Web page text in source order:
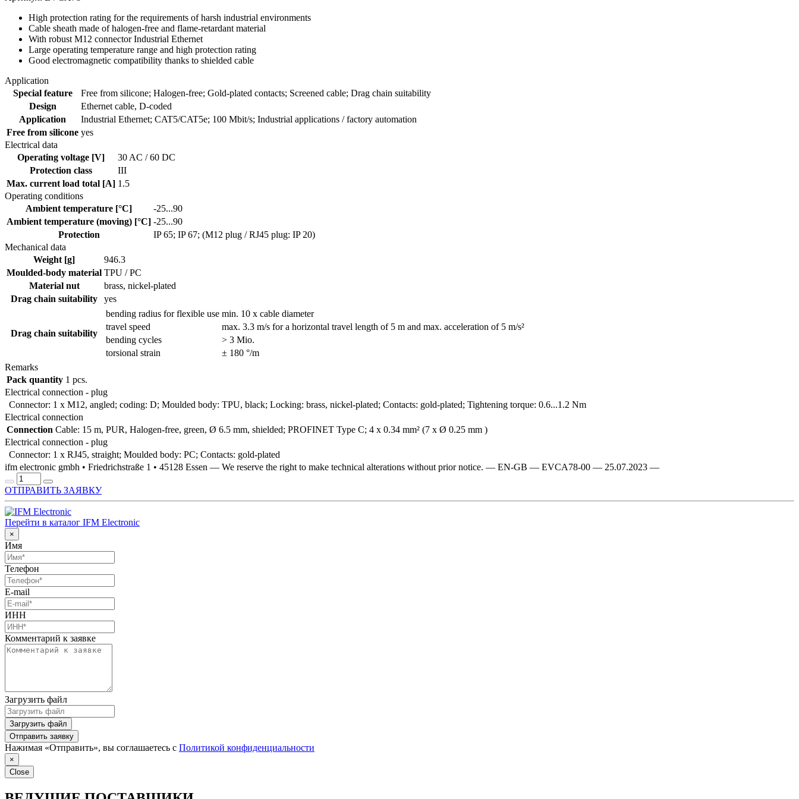
High protection rating for the requirements of harsh industrial environments
Cable sheath made of halogen-free and flame-retardant material
With robust M12 connector Industrial Ethernet
Large operating temperature range and high protection rating
Good electromagnetic compatibility thanks to shielded cable
Application
Special feature
Free from silicone; Halogen-free; Gold-plated contacts; Screened cable; Drag chain suitability
Design
Ethernet cable, D-coded
Application
Industrial Ethernet; CAT5/CAT5e; 100 Mbit/s; Industrial applications / factory automation
Free from silicone yes
Electrical data
Operating voltage [V]
30 AC / 60 DC
Protection class
III
Max. current load total [A] 1.5
Operating conditions
Ambient temperature [°C]
-25...90
Ambient temperature (moving) [°C] -25...90
Protection
IP 65; IP 67; (M12 plug / RJ45 plug: IP 20)
Mechanical data
Weight [g]
946.3
Moulded-body material TPU / PC
Material nut
brass, nickel-plated
Drag chain suitability
yes
Drag chain suitability
bending radius for flexible use min. 10 x cable diameter
travel speed
max. 3.3 m/s for a horizontal travel length of 5 m and max. acceleration of 5 m/s²
bending cycles
> 3 Mio.
torsional strain
± 180 °/m
Remarks
Pack quantity 1 pcs.
Electrical connection - plug
Connector: 1 x M12, angled; coding: D; Moulded body: TPU, black; Locking: brass, nickel-plated; Contacts: gold-plated; Tightening torque: 0.6...1.2 Nm
Electrical connection
Connection Cable: 15 m, PUR, Halogen-free, green, Ø 6.5 mm, shielded; PROFINET Type C; 4 x 0.34 mm² (7 x Ø 0.25 mm )
Electrical connection - plug
Connector: 1 x RJ45, straight; Moulded body: PC; Contacts: gold-plated
ifm electronic gmbh • Friedrichstraße 1 • 45128 Essen — We reserve the right to make technical alterations without prior notice. — EN-GB — EVCA78-00 — 25.07.2023 —
ОТПРАВИТЬ ЗАЯВКУ
Перейти в каталог IFM Electronic
×
Имя
Телефон
E-mail
ИНН
Комментарий к заявке
Загрузить файл
Загрузить файл
Отправить заявку
Нажимая «Отправить», вы соглашаетесь с Политикой конфиденциальности
×
Close